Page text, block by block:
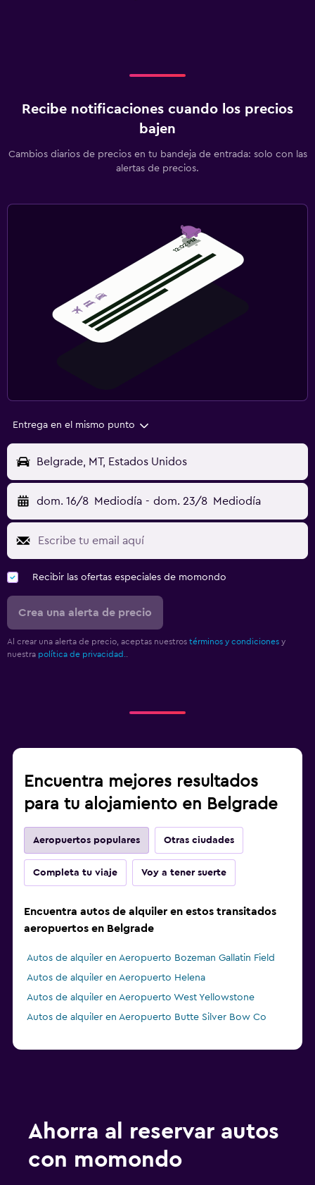
Recibe notificaciones cuando los precios
bajen
Cambios diarios de precios en tu bandeja de entrada: solo con las
alertas de precios.
Entrega en el mismo punto
Belgrade, MT, Estados Unidos
dom. 16/8 Mediodía - dom. 23/8 Mediodía
Recibir las ofertas especiales de momondo
Crea una alerta de precio
Al crear una alerta de precio, aceptas nuestros términos y condiciones y
nuestra política de privacidad..
Encuentra mejores resultados
para tu alojamiento en Belgrade
Aeropuertos populares Otras ciudades
Completa tu viaje Voy a tener suerte
Encuentra autos de alquiler en estos transitados
aeropuertos en Belgrade
Autos de alquiler en Aeropuerto Bozeman Gallatin Field
Autos de alquiler en Aeropuerto Helena
Autos de alquiler en Aeropuerto West Yellowstone
Autos de alquiler en Aeropuerto Butte Silver Bow Co
Ahorra al reservar autos
con momondo